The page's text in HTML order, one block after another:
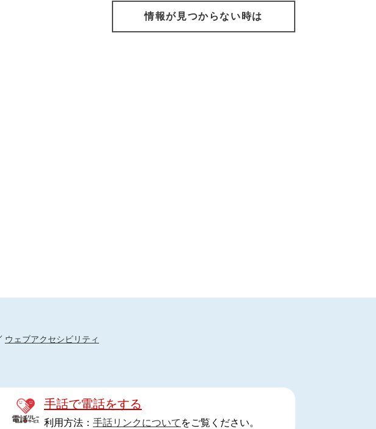
情報が見つからない時は
ウェブアクセシビリティ
手話で電話をする
利用方法： 手話リンクについて をご覧ください。